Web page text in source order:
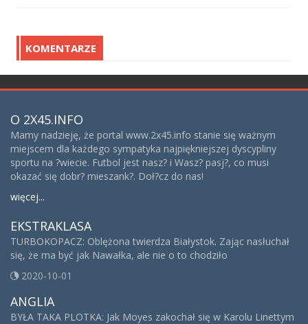
KOMENTARZE
O 2X45.INFO
Mamy nadzieję, że portal www.2x45.info stanie się ważnym
miejscem dla każdego sympatyka najpiękniejszej dyscypliny
sportu na ?wiecie. Futbol jest nasz? i Wasz? pasj?, co musi
okazać się dobr? mieszank?. Doł?cz do nas!
więcej...
EKSTRAKLASA
TURBOKOPACZ: Oblężona twierdza Białystok. Zając nasłuchał
się, że ma być jak Nawałka, ale nie o to chodziło
2020-10-01
ANGLIA
BYŁA TAKA PLOTKA: Jak Moyes zakochał się w Karolu Linettym